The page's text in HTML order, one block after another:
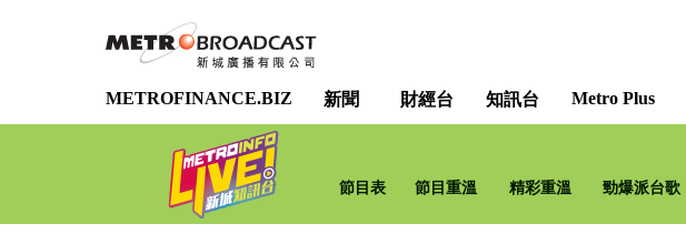
METROFINANCE.BIZ 新聞 財經台 知訊台 Metro Plus
節目表 節目重溫 精彩重溫 勁爆派台歌